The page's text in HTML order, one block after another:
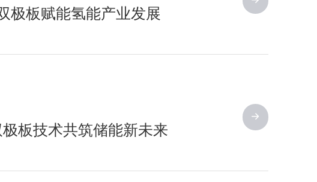
极板赋能氢能产业发展
板技术共筑储能新未来